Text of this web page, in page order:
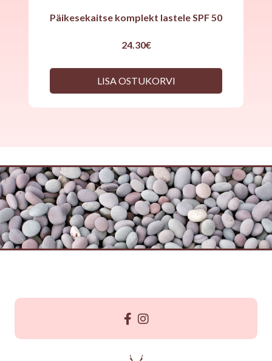
Päikesekaitse komplekt lastele SPF 50
24.30€
LISA OSTUKORVI